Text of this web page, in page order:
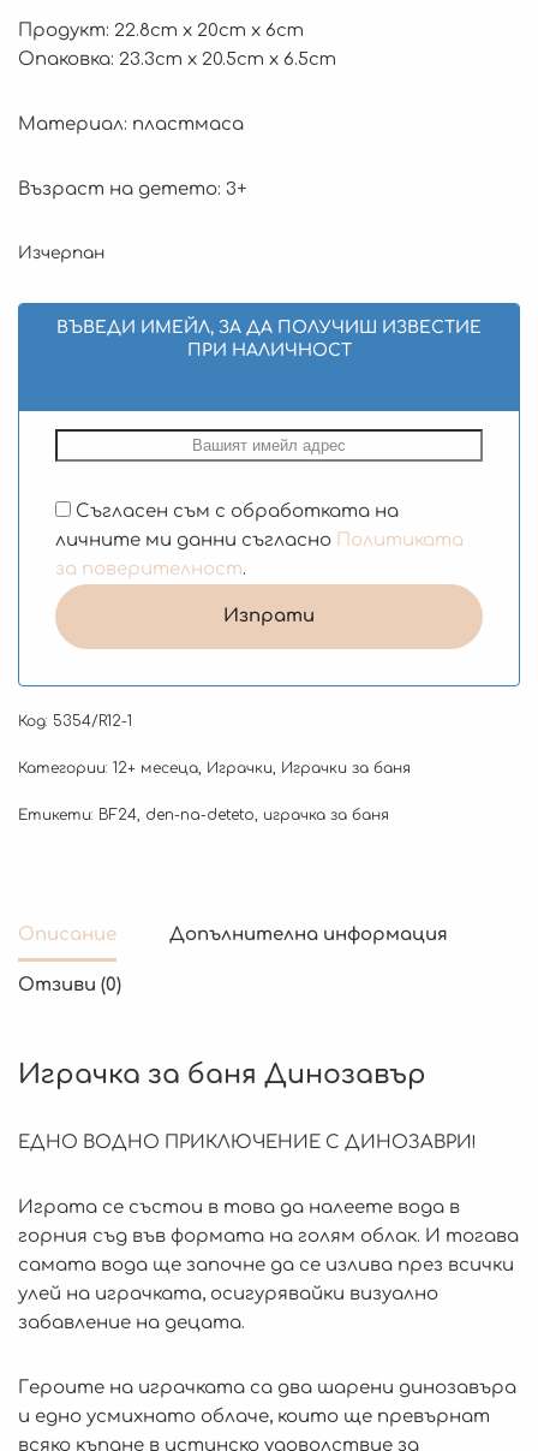
Продукт: 22.8cm x 20cm x 6cm
Опаковка: 23.3cm x 20.5cm x 6.5cm
Материал: пластмаса
Възраст на детето: 3+
Изчерпан
ВЪВЕДИ ИМЕЙЛ, ЗА ДА ПОЛУЧИШ ИЗВЕСТИЕ
ПРИ НАЛИЧНОСТ
Съгласен съм с обработката на
личните ми данни съгласно Политиката
за поверителност.
Код: 5354/R12-1
Категории: 12+ месеца, Играчки, Играчки за баня
Етикети: BF24, den-na-deteto, играчка за баня
Описание Допълнителна информация
Отзиви (0)
Играчка за баня Динозавър
ЕДНО ВОДНО ПРИКЛЮЧЕНИЕ С ДИНОЗАВРИ!
Играта се състои в това да налеете вода в
горния съд във формата на голям облак. И тогава
самата вода ще започне да се излива през всички
улей на играчката, осигурявайки визуално
забавление на децата.
Героите на играчката са два шарени динозавъра
и едно усмихнато облаче, които ще превърнат
всяко къпане в истинско удоволствие за